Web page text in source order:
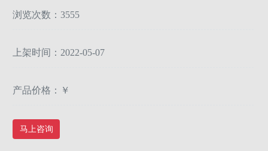
浏览次数：3555
上架时间：2022-05-07
产品价格：￥
马上咨询